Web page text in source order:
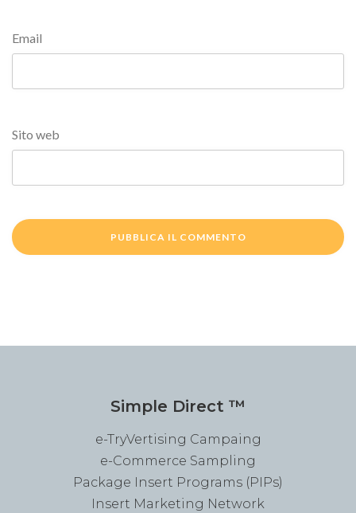
Email
Sito web
Simple Direct ™
e-TryVertising Campaing
e-Commerce Sampling
Package Insert Programs (PIPs)
Insert Marketing Network